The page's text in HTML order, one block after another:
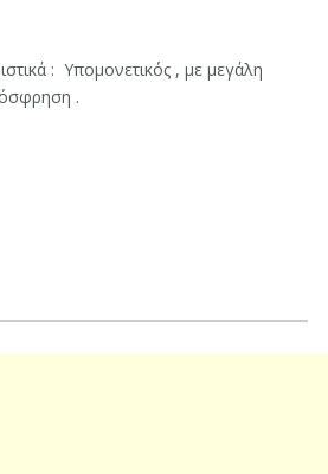
: Υπομονετικός , με μεγάλη
.